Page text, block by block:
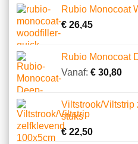
gebaseerd
op
klantbeoordelingen
Rubio Monocoat
€26,45
Rubio Monocoat
Vanaf: €30,80
Viltstrook/Viltstrip
stuks
€22,50